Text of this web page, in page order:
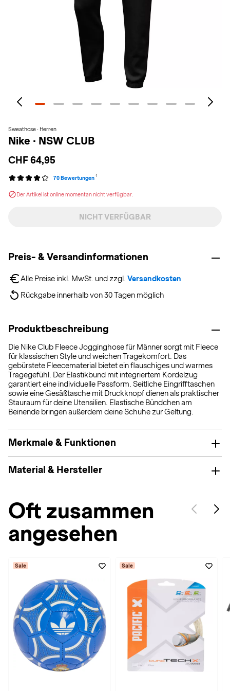
Sweathose · Herren
Nike · NSW CLUB
CHF 64,95
70 Bewertungen 1
Der Artikel ist online momentan nicht verfügbar.
NICHT VERFÜGBAR
Preis- & Versandinformationen
Alle Preise inkl. MwSt. und zzgl. Versandkosten
Rückgabe innerhalb von 30 Tagen möglich
Produktbeschreibung
Die Nike Club Fleece Jogginghose für Männer sorgt mit Fleece
für klassischen Style und weichen Tragekomfort. Das
gebürstete Fleecematerial bietet ein flauschiges und warmes
Tragegefühl. Der Elastikbund mit integriertem Kordelzug
garantiert eine individuelle Passform. Seitliche Eingrifftaschen
sowie eine Gesäßtasche mit Druckknopf dienen als praktischer
Stauraum für deine Utensilien. Elastische Bündchen am
Beinende bringen außerdem deine Schuhe zur Geltung.
Merkmale & Funktionen
Material & Hersteller
Oft zusammen
angesehen
Sale Sale